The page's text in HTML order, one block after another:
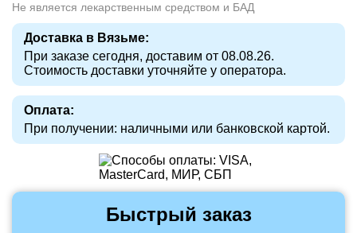
Не является лекарственным средством и БАД
Доставка в Вязьме:
При заказе сегодня, доставим от 08.08.26.
Стоимость доставки уточняйте у оператора.
Оплата:
При получении: наличными или банковской картой.
Быстрый заказ